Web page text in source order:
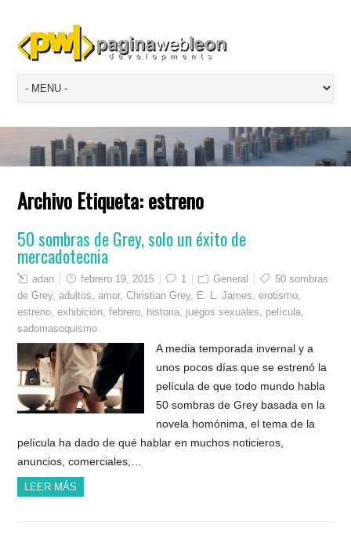
Archivo Etiqueta:estreno
50 sombras de Grey, solo un éxito de
mercadotecnia
adan febrero 19, 2015 1 General
50 sombras
de Grey,adultos ,amor,Christian Grey, E. L. James ,erotismo
estreno ,exhibición ,febrero historia juegos sexuales película
sadomasoquismo
A media temporada invernal y a
unos pocos días que se estrenó la
película de que todo mundo habla
50 sombras de Grey basada en la
novela homónima, el tema de la
película ha dado de qué hablar en muchos noticieros,
anuncios, comerciales,…
LEER MÁS